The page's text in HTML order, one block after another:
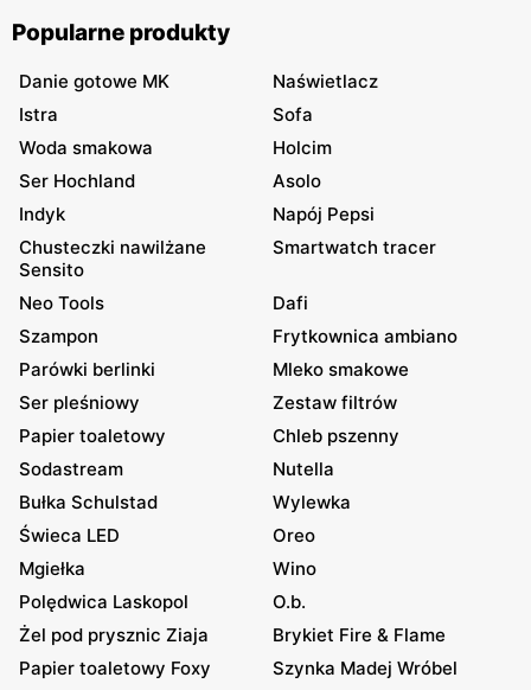
Popularne produkty
Danie gotowe MK
Naświetlacz
Istra
Sofa
Woda smakowa
Holcim
Ser Hochland
Asolo
Indyk
Napój Pepsi
Chusteczki nawilżane
Sensito
Smartwatch tracer
Neo Tools
Dafi
Szampon
Frytkownica ambiano
Parówki berlinki
Mleko smakowe
Ser pleśniowy
Zestaw filtrów
Papier toaletowy
Chleb pszenny
Sodastream
Nutella
Bułka Schulstad
Wylewka
Świeca LED
Oreo
Mgiełka
Wino
Polędwica Laskopol
O.b.
Żel pod prysznic Ziaja
Brykiet Fire & Flame
Papier toaletowy Foxy
Szynka Madej Wróbel